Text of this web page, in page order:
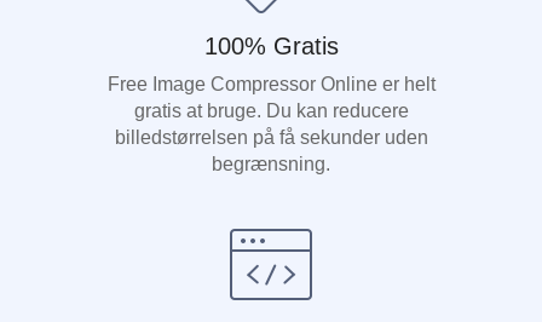
100% Gratis
Free Image Compressor Online er helt
gratis at bruge. Du kan reducere
billedstørrelsen på få sekunder uden
begrænsning.